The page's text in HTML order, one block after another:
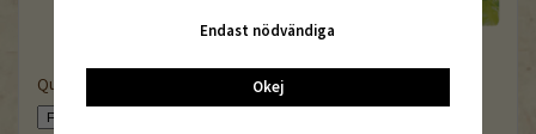
QuickPot QPD 60 /5,5R
Endast nödvändiga
Okej